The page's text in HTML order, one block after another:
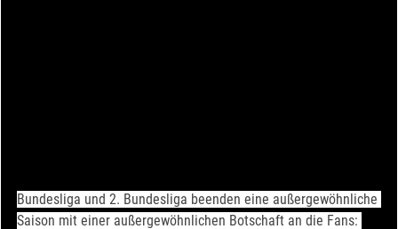
Bundesliga und 2. Bundesliga beenden eine außergewöhnliche
Saison mit einer außergewöhnlichen Botschaft an die Fans: